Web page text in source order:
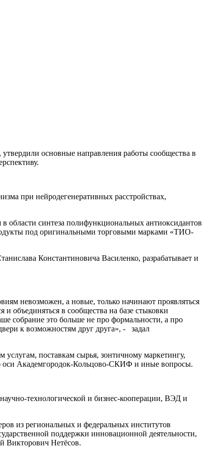
основные направления работы сообщества в
при нейродегенеративных расстройствах,
области синтеза полифункциональных антиоксидантов
под оригинальными торговыми марками «ТИО-
Константиновича Василенко, разрабатывает и
невозможен, а новые, только начинают проявляться
объединяться в сообщества на базе стыковки
собрание это больше не про формальности, а про
к возможностям друг друга», - задал
поставкам сырья, зонтичному маркетингу,
оси Академгородок-Кольцово-СКИФ и иные вопросы.
технологической и бизнес-кооперации, ВЭД и
из региональных и федеральных институтов
поддержки инновационной деятельности,
Викторович Нетёсов.